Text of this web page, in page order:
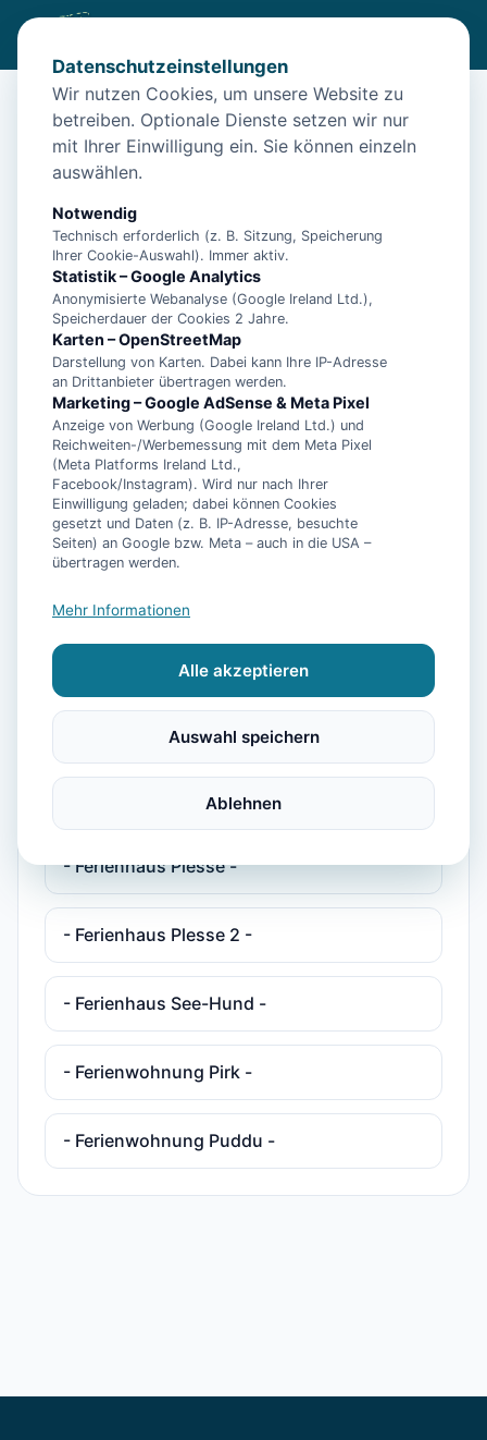
Diese Unterkunft ist aktuell nicht
buchbar
Unterkünfte in der Nähe
**5 Sterne Luxus Ferienhaus Arngast für 6
Personen mit Pool, Sauna, Fitnessraum
**5 Sterne Luxus Ferienhaus Arngast für 6
Personen mit Pool, Sauna, Fitnessraum
und eigenem Fahrstuhl**
**Luxus Ferienhaus Voslapp für 6
und eigen
**Luxus Ferienhaus Voslapp für 6
Personen mit Pool, Sauna, Fitnessraum
und eigenem Fahrstuhl**
- Ferienhaus Bühler Quetsch -
- Ferienhaus Plesse -
- Ferienhaus Plesse 2 -
- Ferienhaus See-Hund -
- Ferienwohnung Pirk -
- Ferienwohnung Puddu -
Datenschutzeinstellungen
Wir nutzen Cookies, um unsere Website zu
betreiben. Optionale Dienste setzen wir nur
mit Ihrer Einwilligung ein. Sie können einzeln
auswählen.
Notwendig
Technisch erforderlich (z. B. Sitzung, Speicherung
Ihrer Cookie-Auswahl). Immer aktiv.
Statistik – Google Analytics
Anonymisierte Webanalyse (Google Ireland Ltd.),
Speicherdauer der Cookies 2 Jahre.
Karten – OpenStreetMap
Darstellung von Karten. Dabei kann Ihre IP-Adresse
an Drittanbieter übertragen werden.
Marketing – Google AdSense & Meta Pixel
Anzeige von Werbung (Google Ireland Ltd.) und
Reichweiten-/Werbemessung mit dem Meta Pixel
(Meta Platforms Ireland Ltd.,
Facebook/Instagram). Wird nur nach Ihrer
Einwilligung geladen; dabei können Cookies
gesetzt und Daten (z. B. IP-Adresse, besuchte
Seiten) an Google bzw. Meta – auch in die USA –
übertragen werden.
Mehr Informationen
Alle akzeptieren
Auswahl speichern
Ablehnen